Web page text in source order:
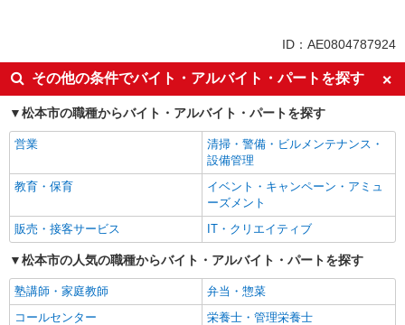
副業・WワークOK
交通費支給
社会保険あり
産休・育休取得実績あり
社員登用あり
ID：AE0804787924
その他の条件でバイト・アルバイト・パートを探す
松本市の職種からバイト・アルバイト・パートを探す
営業
清掃・警備・ビルメンテナンス・
設備管理
教育・保育
イベント・キャンペーン・アミュ
ーズメント
販売・接客サービス
IT・クリエイティブ
松本市の人気の職種からバイト・アルバイト・パートを探す
塾講師・家庭教師
弁当・惣菜
コールセンター
栄養士・管理栄養士